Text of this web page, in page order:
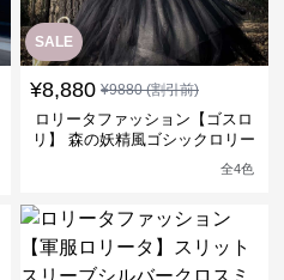
SALE
¥8,880 ¥9880(割引前)
ロリータファッション【ゴスロ
リ】 森の妖精風ゴシックロリー
全4色